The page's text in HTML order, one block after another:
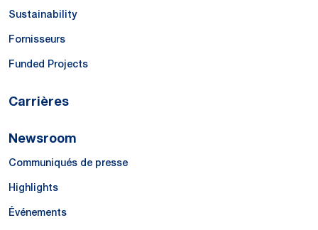
Sustainability
Fornisseurs
Funded Projects
Carrières
Newsroom
Communiqués de presse
Highlights
Événements